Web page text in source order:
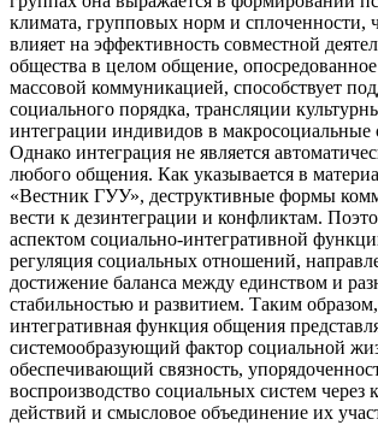
климата, групповых норм и сплоченности,
влияет на эффективность совместной
общества в целом общение,
массовой коммуникацией, способствует
социального порядка, трансляции
интеграции индивидов в макросоциальные
Однако интеграция не является
любого общения. Как указывается в
«Вестник ГУУ», деструктивные формы
вести к дезинтеграции и конфликтам.
аспектом социально-интегративной
регуляция социальных отношений,
достижение баланса между единством и
стабильностью и развитием. Таким
интегративная функция общения
системообразующий фактор социальной
обеспечивающий связность,
воспроизводство социальных систем через
действий и смысловое объединение их